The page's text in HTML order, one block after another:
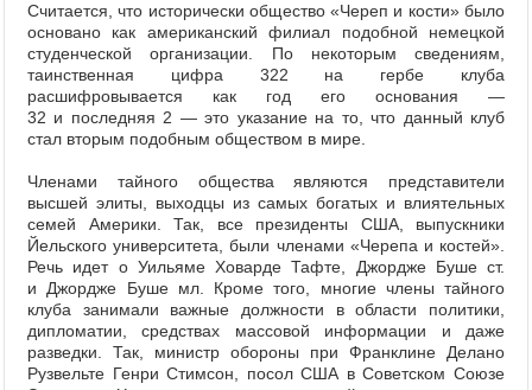
Считается, что исторически общество «Череп и кости» было
основано как американский филиал подобной немецкой
студенческой организации. По некоторым сведениям,
таинственная цифра 322 на гербе клуба
расшифровывается как год его основания —
32 и последняя 2 — это указание на то, что данный клуб
стал вторым подобным обществом в мире.
Членами тайного общества являются представители
высшей элиты, выходцы из самых богатых и влиятельных
семей Америки. Так, все президенты США, выпускники
Йельского университета, были членами «Черепа и костей».
Речь идет о Уильяме Ховарде Тафте, Джордже Буше ст.
и Джордже Буше мл. Кроме того, многие члены тайного
клуба занимали важные должности в области политики,
дипломатии, средствах массовой информации и даже
разведки. Так, министр обороны при Франклине Делано
Рузвельте Генри Стимсон, посол США в Советском Союзе